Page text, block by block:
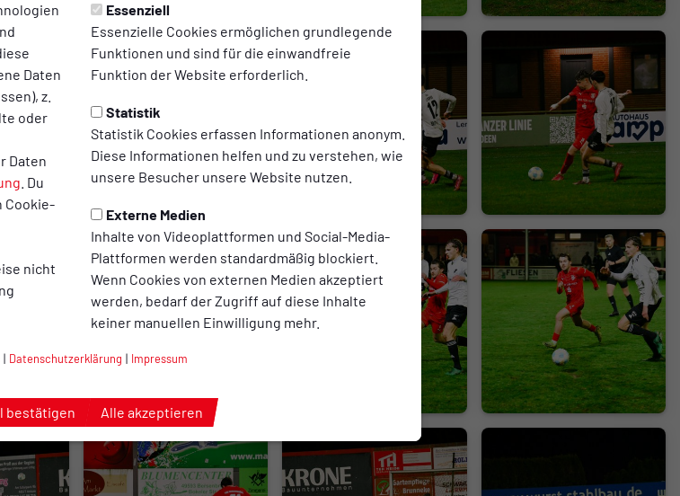
Daten
z.
oder
Daten
. Du
Cookie-
nicht
Essenziell
Essenzielle Cookies ermöglichen grundlegende
Funktionen und sind für die einwandfreie
Funktion der Website erforderlich.
Statistik
Statistik Cookies erfassen Informationen anonym.
Diese Informationen helfen und zu verstehen, wie
unsere Besucher unsere Website nutzen.
Externe Medien
Inhalte von Videoplattformen und Social-Media-
Plattformen werden standardmäßig blockiert.
Wenn Cookies von externen Medien akzeptiert
werden, bedarf der Zugriff auf diese Inhalte
keiner manuellen Einwilligung mehr.
| Datenschutzerklärung | Impressum
bestätigen Alle akzeptieren